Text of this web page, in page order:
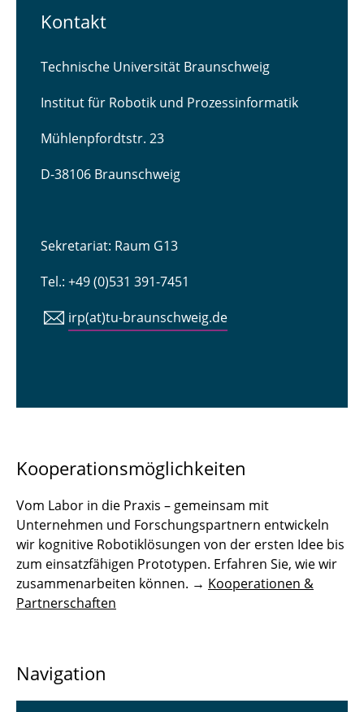
Kontakt
Technische Universität Braunschweig
Institut für Robotik und Prozessinformatik
Mühlenpfordtstr. 23
D-38106 Braunschweig
Sekretariat: Raum G13
Tel.: +49 (0)531 391-7451
irp(at)tu-braunschweig.de
Kooperationsmöglichkeiten
Vom Labor in die Praxis – gemeinsam mit
Unternehmen und Forschungspartnern entwickeln
wir kognitive Robotiklösungen von der ersten Idee bis
zum einsatzfähigen Prototypen. Erfahren Sie, wie wir
zusammenarbeiten können. → Kooperationen &
Partnerschaften
Navigation